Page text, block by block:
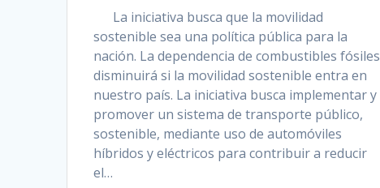
La iniciativa busca que la movilidad
sostenible sea una política pública para la
nación. La dependencia de combustibles fósiles
disminuirá si la movilidad sostenible entra en
nuestro país. La iniciativa busca implementar y
promover un sistema de transporte público,
sostenible, mediante uso de automóviles
híbridos y eléctricos para contribuir a reducir
el…